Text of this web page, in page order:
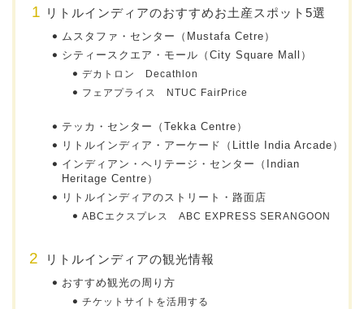
リトルインディアのおすすめお土産スポット5選
ムスタファ・センター（Mustafa Cetre）
シティースクエア・モール（City Square Mall）
デカトロン Decathlon
フェアプライス NTUC FairPrice
テッカ・センター（Tekka Centre）
リトルインディア・アーケード（Little India Arcade）
インディアン・ヘリテージ・センター（Indian
Heritage Centre）
リトルインディアのストリート・路面店
ABCエクスプレス ABC EXPRESS SERANGOON
リトルインディアの観光情報
おすすめ観光の周り方
チケットサイトを活用する